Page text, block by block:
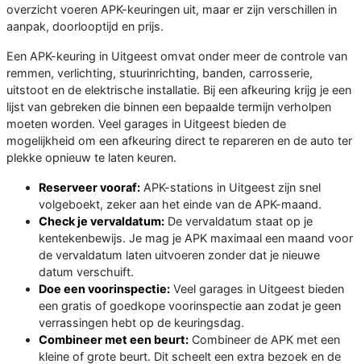
overzicht voeren APK-keuringen uit, maar er zijn verschillen in
aanpak, doorlooptijd en prijs.
Een APK-keuring in Uitgeest omvat onder meer de controle van
remmen, verlichting, stuurinrichting, banden, carrosserie,
uitstoot en de elektrische installatie. Bij een afkeuring krijg je een
lijst van gebreken die binnen een bepaalde termijn verholpen
moeten worden. Veel garages in Uitgeest bieden de
mogelijkheid om een afkeuring direct te repareren en de auto ter
plekke opnieuw te laten keuren.
Reserveer vooraf: APK-stations in Uitgeest zijn snel
volgeboekt, zeker aan het einde van de APK-maand.
Check je vervaldatum: De vervaldatum staat op je
kentekenbewijs. Je mag je APK maximaal een maand voor
de vervaldatum laten uitvoeren zonder dat je nieuwe
datum verschuift.
Doe een voorinspectie: Veel garages in Uitgeest bieden
een gratis of goedkope voorinspectie aan zodat je geen
verrassingen hebt op de keuringsdag.
Combineer met een beurt: Combineer de APK met een
kleine of grote beurt. Dit scheelt een extra bezoek en de